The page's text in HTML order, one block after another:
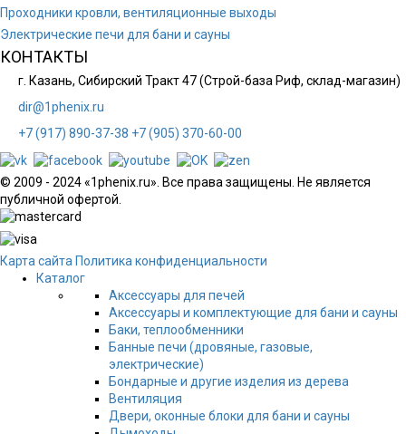
Проходники кровли, вeнтиляционные выходы
Электрические печи для бани и сауны
КОНТАКТЫ
г. Казань, Сибирский Тракт 47 (Строй-база Риф, склад-магазин)
dir@1phenix.ru
+7 (917) 890-37-38 +7 (905) 370-60-00
© 2009 - 2024 «1phenix.ru». Все права защищены. Не является
публичной офертой.
Карта сайта Политика конфиденциальности
Каталог
Аксессуары для печей
Аксессуары и комплектующие для бани и сауны
Баки, теплообменники
Банные печи (дровяные, газовые,
электрические)
Бондарные и другие изделия из дерева
Вентиляция
Двери, оконные блоки для бани и сауны